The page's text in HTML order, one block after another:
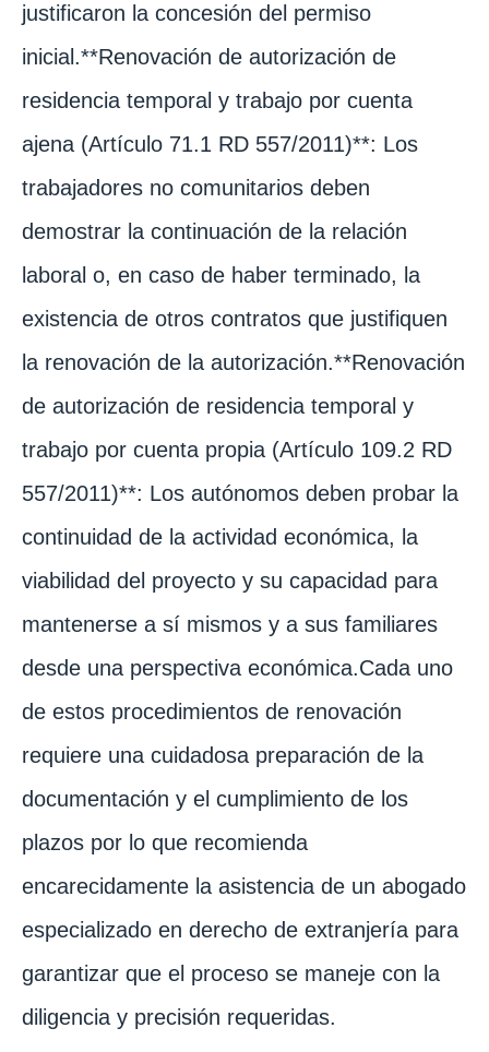
justificaron la concesión del permiso
inicial.**Renovación de autorización de
residencia temporal y trabajo por cuenta
ajena (Artículo 71.1 RD 557/2011)**: Los
trabajadores no comunitarios deben
demostrar la continuación de la relación
laboral o, en caso de haber terminado, la
existencia de otros contratos que justifiquen
la renovación de la autorización.**Renovación
de autorización de residencia temporal y
trabajo por cuenta propia (Artículo 109.2 RD
557/2011)**: Los autónomos deben probar la
continuidad de la actividad económica, la
viabilidad del proyecto y su capacidad para
mantenerse a sí mismos y a sus familiares
desde una perspectiva económica.Cada uno
de estos procedimientos de renovación
requiere una cuidadosa preparación de la
documentación y el cumplimiento de los
plazos por lo que recomienda
encarecidamente la asistencia de un abogado
especializado en derecho de extranjería para
garantizar que el proceso se maneje con la
diligencia y precisión requeridas.